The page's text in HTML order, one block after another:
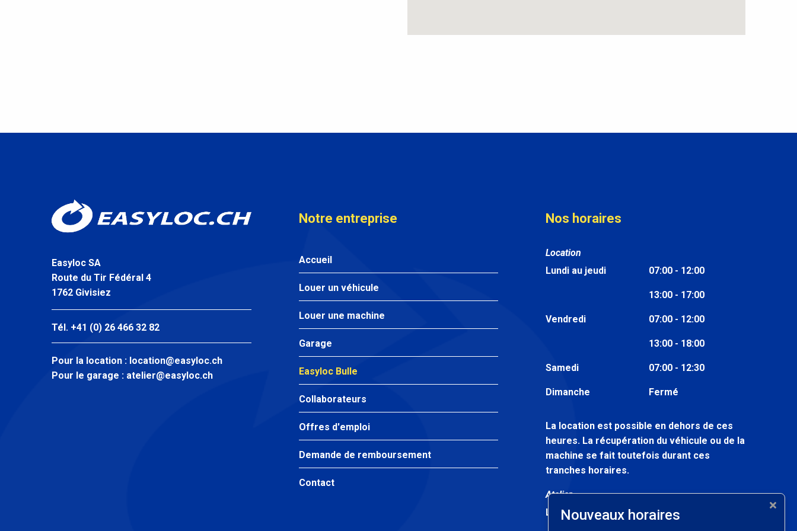
Easyloc SA
Route du Tir Fédéral 4
1762 Givisiez
Tél. +41 (0) 26 466 32 82
Pour la location : location@easyloc.ch
Pour le garage : atelier@easyloc.ch
Notre entreprise
Accueil
Louer un véhicule
Louer une machine
Garage
Easyloc Bulle
Collaborateurs
Offres d'emploi
Demande de remboursement
Contact
Nos horaires
Location
Lundi au jeudi
07:00 - 12:00
13:00 - 17:00
Vendredi 07:00 - 12:00
13:00 - 18:00
Samedi 07:00 - 12:30
Dimanche Fermé
La location est possible en dehors de ces
heures. La récupération du véhicule ou de la
machine se fait toutefois durant ces
tranches horaires.
Atelier
Lundi au vendredi
07:30 - 12:00
Nouveaux horaires